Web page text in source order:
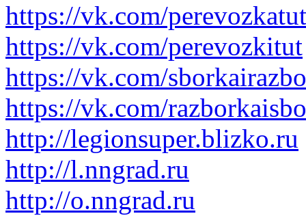
https://vk.com/perevozkatut
https://vk.com/perevozkitut
https://vk.com/
https://vk.com/
http://legionsuper.blizko.ru
http://l.nngrad.ru
http://o.nngrad.ru